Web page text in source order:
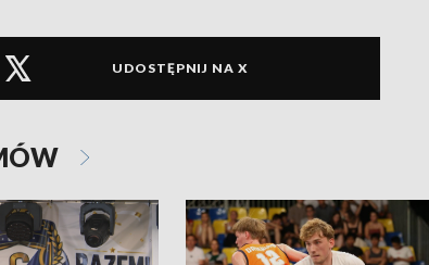
UDOSTĘPNIJ NA X